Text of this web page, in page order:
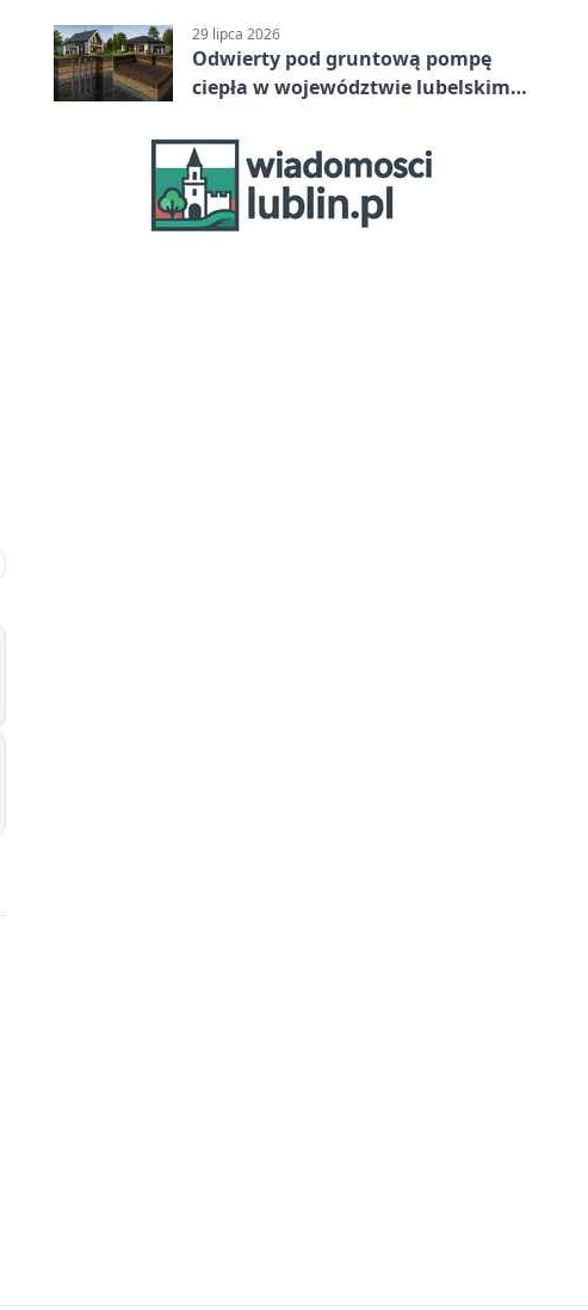
29 lipca 2026
Odwierty pod gruntową pompę
ciepła w województwie lubelskim -